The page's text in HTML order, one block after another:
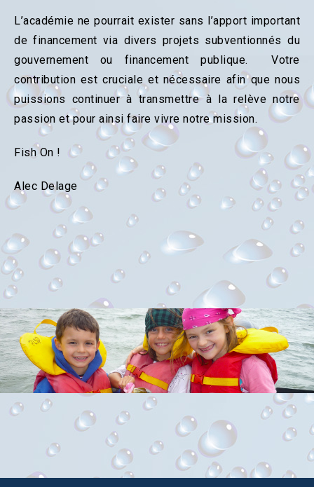
L’académie ne pourrait exister sans l’apport important
de financement via divers projets subventionnés du
gouvernement ou financement publique. Votre
contribution est cruciale et nécessaire afin que nous
puissions continuer à transmettre à la relève notre
passion et pour ainsi faire vivre notre mission.
Fish On !
Alec Delage